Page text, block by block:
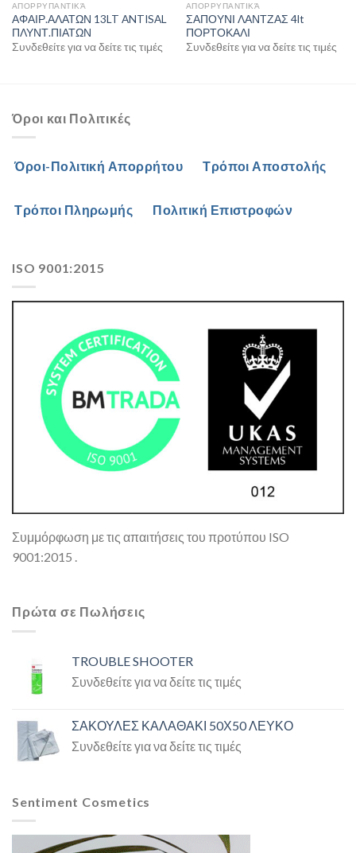
ΑΠΟΡΡΥΠΑΝΤΙΚΆ
ΑΦΑΙΡ.ΑΛΑΤΩΝ 13LT ANTISAL
ΠΛΥΝΤ.ΠΙΑΤΩΝ
Συνδεθείτε για να δείτε τις τιμές
ΑΠΟΡΡΥΠΑΝΤΙΚΆ
ΣΑΠΟΥΝΙ ΛΑΝΤΖΑΣ 4lt
ΠΟΡΤΟΚΑΛΙ
Συνδεθείτε για να δείτε τις τιμές
Όροι και Πολιτικές
Όροι-Πολιτική Απορρήτου Τρόποι Αποστολής
Τρόποι Πληρωμής Πολιτική Επιστροφών
ISO 9001:2015
Συμμόρφωση με τις απαιτήσεις του προτύπου ISO
9001:2015 .
Πρώτα σε Πωλήσεις
TROUBLE SHOOTER
Συνδεθείτε για να δείτε τις τιμές
ΣΑΚΟΥΛΕΣ ΚΑΛΑΘΑΚΙ 50Χ50 ΛΕΥΚΟ
Συνδεθείτε για να δείτε τις τιμές
Sentiment Cosmetics